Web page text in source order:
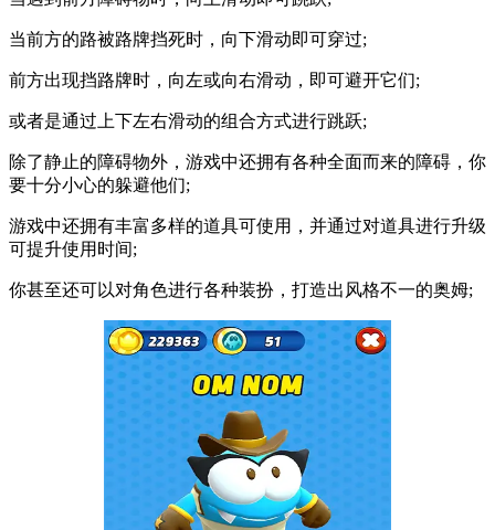
当前方的路被路牌挡死时，向下滑动即可穿过;
前方出现挡路牌时，向左或向右滑动，即可避开它们;
或者是通过上下左右滑动的组合方式进行跳跃;
除了静止的障碍物外，游戏中还拥有各种全面而来的障碍，你
要十分小心的躲避他们;
游戏中还拥有丰富多样的道具可使用，并通过对道具进行升级
可提升使用时间;
你甚至还可以对角色进行各种装扮，打造出风格不一的奥姆;